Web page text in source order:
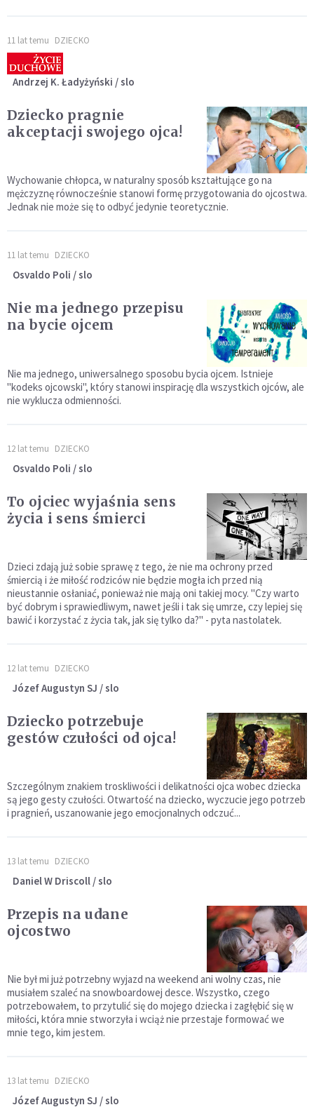
11 lat temu DZIECKO
Andrzej K. Ładyżyński / slo
Dziecko pragnie
akceptacji swojego ojca!
Wychowanie chłopca, w naturalny sposób kształtujące go na
mężczyznę równocześnie stanowi formę przygotowania do ojcostwa.
Jednak nie może się to odbyć jedynie teoretycznie.
11 lat temu DZIECKO
Osvaldo Poli / slo
Nie ma jednego przepisu
na bycie ojcem
Nie ma jednego, uniwersalnego sposobu bycia ojcem. Istnieje
"kodeks ojcowski", który stanowi inspirację dla wszystkich ojców, ale
nie wyklucza odmienności.
12 lat temu DZIECKO
Osvaldo Poli / slo
To ojciec wyjaśnia sens
życia i sens śmierci
Dzieci zdają już sobie sprawę z tego, że nie ma ochrony przed
śmiercią i że miłość rodziców nie będzie mogła ich przed nią
nieustannie osłaniać, ponieważ nie mają oni takiej mocy. "Czy warto
być dobrym i sprawiedliwym, nawet jeśli i tak się umrze, czy lepiej się
bawić i korzystać z życia tak, jak się tylko da?" - pyta nastolatek.
12 lat temu DZIECKO
Józef Augustyn SJ / slo
Dziecko potrzebuje
gestów czułości od ojca!
Szczególnym znakiem troskliwości i delikatności ojca wobec dziecka
są jego gesty czułości. Otwartość na dziecko, wyczucie jego potrzeb
i pragnień, uszanowanie jego emocjonalnych odczuć...
13 lat temu DZIECKO
Daniel W Driscoll / slo
Przepis na udane
ojcostwo
Nie był mi już potrzebny wyjazd na weekend ani wolny czas, nie
musiałem szaleć na snowboardowej desce. Wszystko, czego
potrzebowałem, to przytulić się do mojego dziecka i zagłębić się w
miłości, która mnie stworzyła i wciąż nie przestaje formować we
mnie tego, kim jestem.
13 lat temu DZIECKO
Józef Augustyn SJ / slo